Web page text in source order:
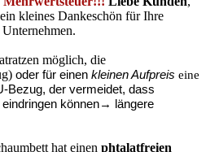
kleines Dankeschön für Ihre
möglich, die
oder für einen kleinen Aufpreis eine
Bezug, der vermeidet, dass
können→ längere
hat einen phtalatfreien